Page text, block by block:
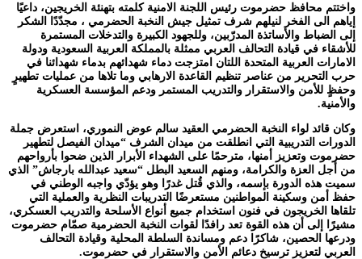
واختتم محافظ حضرموت رئيس اللجنة الامنية كلمته بتهنئة الخريجين، داعيًا
إياهم الى الفخر لنيلهم شرف تمثيل جيش النخبة الحضرمي ، مجدّدًا الشكر
إلى الضباط والأساتذة المدرّبين، وللجهود الكبيرة والتدخلات المستمرة
للأشقاء في قيادة التحالف العربي ممثلة بالمملكة العربية السعودية ودولة
الامارات العربية المتحدة اللتان امتزجت دماء شهدائهم بدماء شهدائنا في
حرب التحرير من عناصر تنظيم القاعدة الارهابي وما تلاها من عمليات تطهيرٍ
وحفظٍ للأمن والاستقرار والتدريب المستمر ودعم المؤسسة العسكرية
والأمنية.
وكان قائد لواء النخبة الحضرمي العقيد سالم عوض النموري، استعرض جملة
الدورات التدريبية التي انطلقت من ميدان الشرف “ميدان الفيصل لتطهير
حضرموت وتعزيز أمنها، مترحمًا على الشهداء الأبرار الذين ضحوا بأرواحهم
من أجل العزة والكرامة، ومنهم السعيد البطل “سعيد عبدالله بارجاش” الذي
سميت هذه الدورة بإسمه، والذي قُتل غدرًا وهو يؤدّي واجبه الوطني في
حفظ أمن وسكينة المواطنين مستعرضًا التدريبات النظرية والعملية التي
تلقاها الخريجون في فنون استخدام جميع أنواع الأسلحة والتدريب العسكري،
مشيرًا إلى أن هذه القوة تعد رافدًا لقوات النخبة الحضرمية صمّام حضرموت
ودرعها الحصين، شاكرًا دعم ومساندة السلطة المحلية وقيادة التحالف
العربي لتعزيز ترسيخ دعائم الأمن والاستقرار في حضرموت.